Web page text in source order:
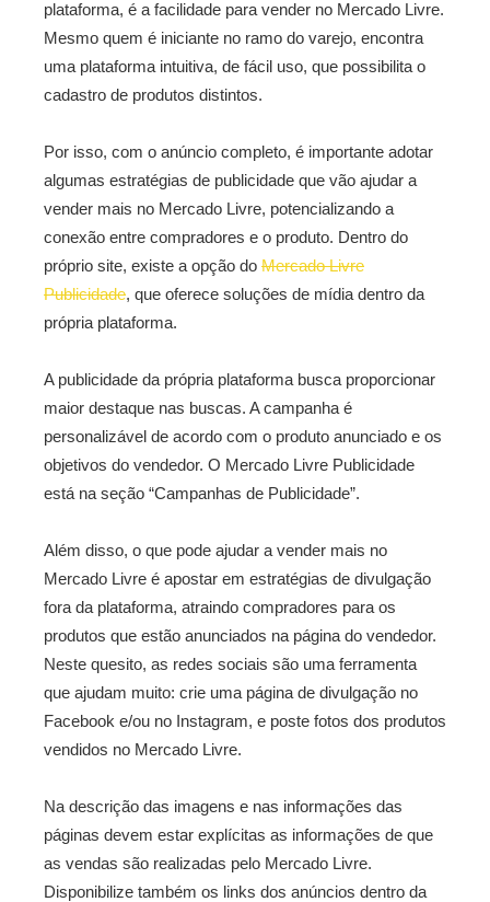
plataforma, é a facilidade para vender no Mercado Livre.
Mesmo quem é iniciante no ramo do varejo, encontra
uma plataforma intuitiva, de fácil uso, que possibilita o
cadastro de produtos distintos.
Por isso, com o anúncio completo, é importante adotar
algumas estratégias de publicidade que vão ajudar a
vender mais no Mercado Livre, potencializando a
conexão entre compradores e o produto. Dentro do
próprio site, existe a opção do Mercado Livre
Publicidade, que oferece soluções de mídia dentro da
própria plataforma.
A publicidade da própria plataforma busca proporcionar
maior destaque nas buscas. A campanha é
personalizável de acordo com o produto anunciado e os
objetivos do vendedor. O Mercado Livre Publicidade
está na seção “Campanhas de Publicidade”.
Além disso, o que pode ajudar a vender mais no
Mercado Livre é apostar em estratégias de divulgação
fora da plataforma, atraindo compradores para os
produtos que estão anunciados na página do vendedor.
Neste quesito, as redes sociais são uma ferramenta
que ajudam muito: crie uma página de divulgação no
Facebook e/ou no Instagram, e poste fotos dos produtos
vendidos no Mercado Livre.
Na descrição das imagens e nas informações das
páginas devem estar explícitas as informações de que
as vendas são realizadas pelo Mercado Livre.
Disponibilize também os links dos anúncios dentro da